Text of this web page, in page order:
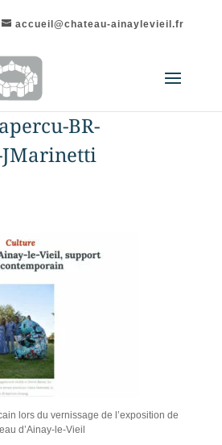
accueil@chateau-ainaylevieil.fr
BR-
lors du vernissage de l’exposition de
d’Ainay-le-Vieil